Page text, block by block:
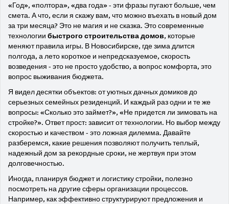
«Год», «полтора», «два года» - эти фразы пугают больше, чем
смета. А что, если я скажу вам, что можно въехать в новый дом
за три месяца? Это не магия и не сказка. Это современные
технологии быстрого строительства домов, которые
меняют правила игры. В Новосибирске, где зима длится
полгода, а лето короткое и непредсказуемое, скорость
возведения - это не просто удобство, а вопрос комфорта, это
вопрос выживания бюджета.
Я видел десятки объектов: от уютных дачных домиков до
серьезных семейных резиденций. И каждый раз одни и те же
вопросы: «Сколько это займет?», «Не придется ли зимовать на
стройке?». Ответ прост: зависит от технологии. Но выбор между
скоростью и качеством - это ложная дилемма. Давайте
разберемся, какие решения позволяют получить теплый,
надежный дом за рекордные сроки, не жертвуя при этом
долговечностью.
Иногда, планируя бюджет и логистику стройки, полезно
посмотреть на другие сферы организации процессов.
Например, как эффективно структурируют предложения и